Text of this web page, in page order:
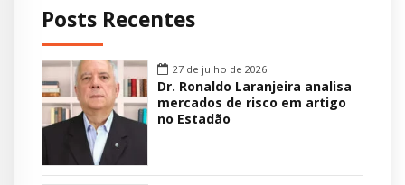
Posts Recentes
27 de julho de 2026
Dr. Ronaldo Laranjeira analisa
mercados de risco em artigo
no Estadão